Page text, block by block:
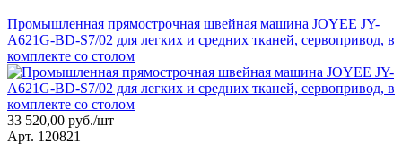
Промышленная прямострочная швейная машина JOYEE JY-
A621G-BD-S7/02 для легких и средних тканей, сервопривод, в
комплекте со столом
33 520,00 руб./шт
Арт. 120821